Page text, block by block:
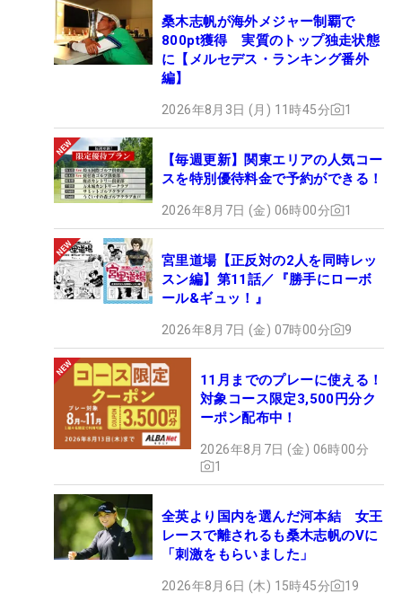
桑木志帆が海外メジャー制覇で
800pt獲得 実質のトップ独走状態
に【メルセデス・ランキング番外
編】
2026年8月3日 (月) 11時45分 1
【毎週更新】関東エリアの人気コー
スを特別優待料金で予約ができる！
2026年8月7日 (金) 06時00分 1
宮里道場【正反対の2人を同時レッ
スン編】第11話／『勝手にローボ
ール&ギュッ！』
2026年8月7日 (金) 07時00分 9
11月までのプレーに使える！
対象コース限定3,500円分ク
ーポン配布中！
2026年8月7日 (金) 06時00分
1
全英より国内を選んだ河本結 女王
レースで離されるも桑木志帆のVに
「刺激をもらいました」
2026年8月6日 (木) 15時45分 19